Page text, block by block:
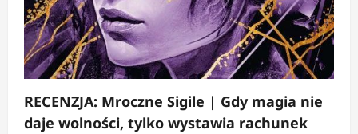
RECENZJA: Mroczne Sigile | Gdy magia nie
daje wolności, tylko wystawia rachunek